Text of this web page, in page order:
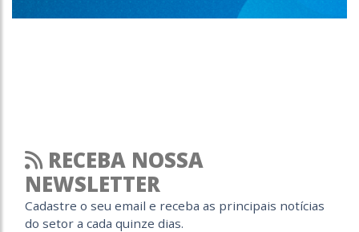
RECEBA NOSSA
NEWSLETTER
Cadastre o seu email e receba as principais notícias
do setor a cada quinze dias.